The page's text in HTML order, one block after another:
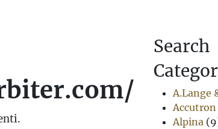
Search
A.Lange
Accutron
Alpina